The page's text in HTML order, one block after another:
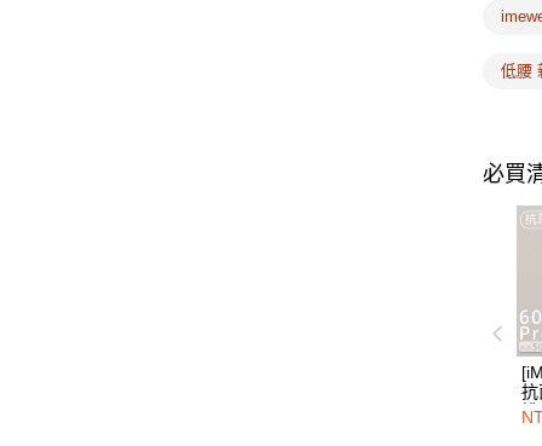
低腰
必買
抗